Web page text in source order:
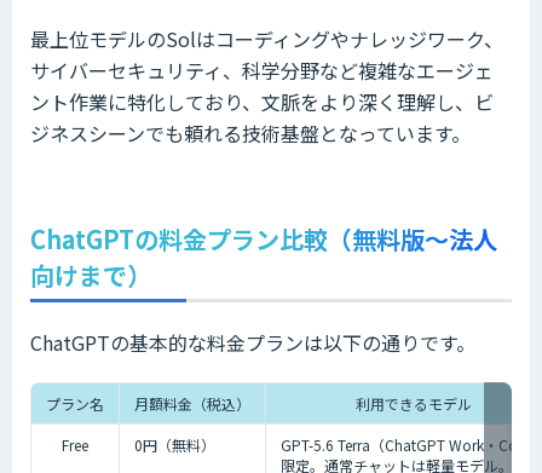
最上位モデルのSolはコーディングやナレッジワーク、
サイバーセキュリティ、科学分野など複雑なエージェ
ント作業に特化しており、文脈をより深く理解し、ビ
ジネスシーンでも頼れる技術基盤となっています。
ChatGPTの料金プラン比較（無料版〜法人
向けまで）
ChatGPTの基本的な料金プランは以下の通りです。
プラン名 月額料金（税込）
利用できるモデル
Free
0円（無料）
GPT-5.6 Terra（ChatGPT Work・Codex
限定。通常チャットは軽量モデル。5時